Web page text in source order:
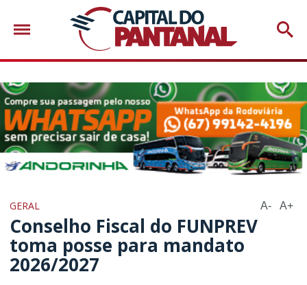
GERAL A- A+
Conselho Fiscal do FUNPREV
toma posse para mandato
2026/2027